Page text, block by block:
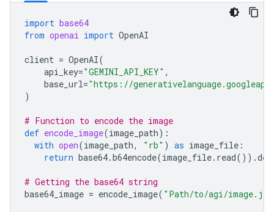
import base64
from openai import OpenAI
client = OpenAI(
api_key="GEMINI_API_KEY" ,
base_url="https://
)
# Function to encode the image
def encode_image(image_path):
with open(image_path, "rb" ) as image_file :
return base64.b64encode(image_file. read()) .
# Getting the base64 string
base64_image = encode_image( "Path/to/agi/